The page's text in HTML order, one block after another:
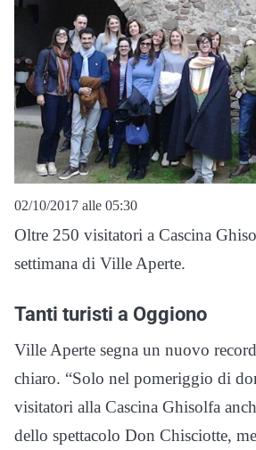
02/10/2017 alle 05:30
Oltre 250 visitatori a Cascina
settimana di Ville Aperte.
Tanti turisti a Oggiono
Ville Aperte segna un nuovo
chiaro. “Solo nel pomeriggio di
visitatori alla Cascina Ghisolfa
dello spettacolo Don Chisciotte,